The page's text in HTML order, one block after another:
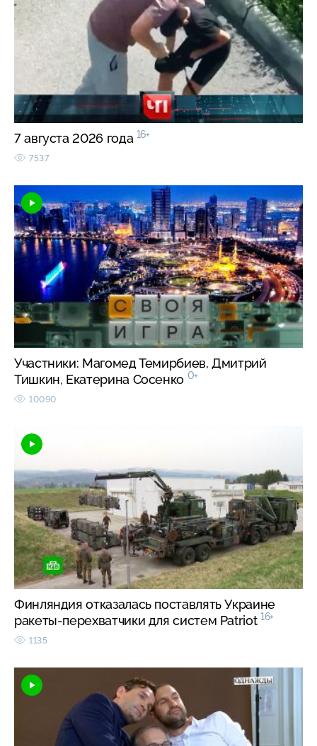
7 августа 2026 года 16+
7537
Участники: Магомед Темирбиев, Дмитрий
Тишкин, Екатерина Сосенко 0+
10090
Финляндия отказалась поставлять Украине
ракеты-перехватчики для систем Patriot 16+
1135